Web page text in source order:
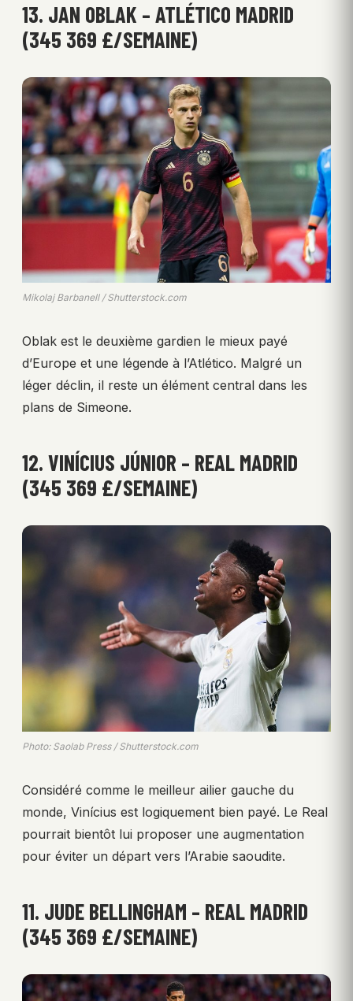
13. JAN OBLAK – ATLÉTICO MADRID
(345 369 £/SEMAINE)
Mikolaj Barbanell / Shutterstock.com
Oblak est le deuxième gardien le mieux payé
d’Europe et une légende à l’Atlético. Malgré un
léger déclin, il reste un élément central dans les
plans de Simeone.
12. VINÍCIUS JÚNIOR – REAL MADRID
(345 369 £/SEMAINE)
Photo: Saolab Press / Shutterstock.com
Considéré comme le meilleur ailier gauche du
monde, Vinícius est logiquement bien payé. Le Real
pourrait bientôt lui proposer une augmentation
pour éviter un départ vers l’Arabie saoudite.
11. JUDE BELLINGHAM – REAL MADRID
(345 369 £/SEMAINE)